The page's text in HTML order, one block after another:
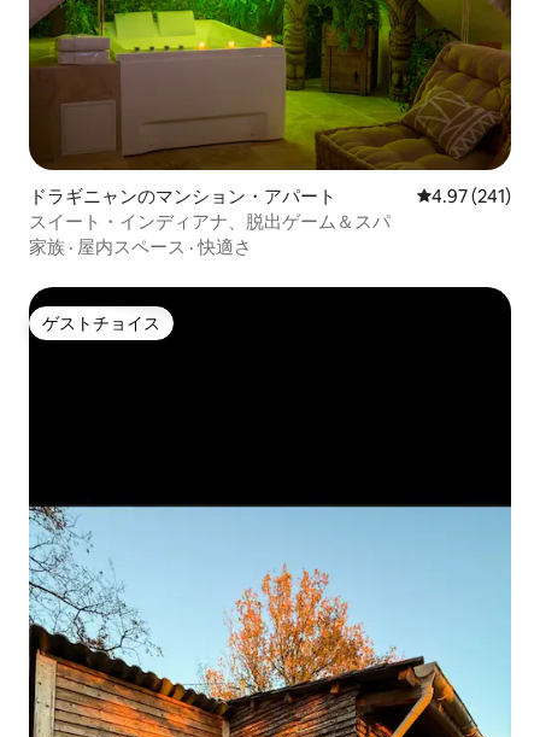
ドラギニャンのマンション・アパート レビュー241
4.97 (241)
スイート・インディアナ、脱出ゲーム＆スパ
家族 · 屋内スペース ·快適さ
ゲストチョイス
ゲストチョイス